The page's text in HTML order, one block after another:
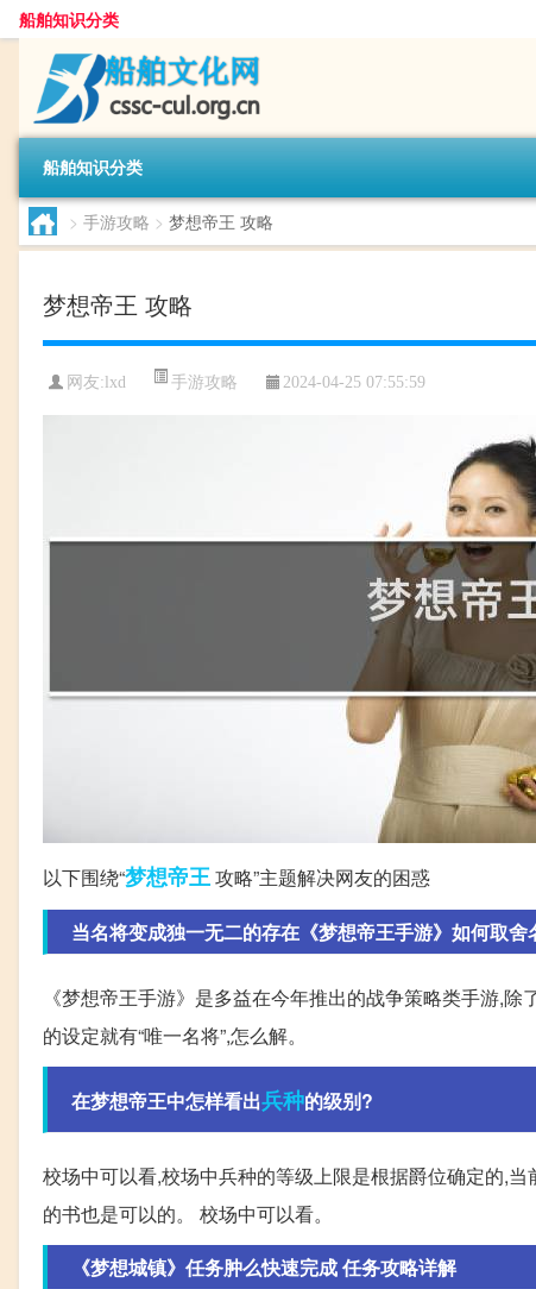
船舶知识分类
船舶知识分类
> 手游攻略 > 梦想帝王 攻略
梦想帝王 攻略
网友: lxd 手游攻略 2024-04-25 07:55:59
以下围绕“梦想帝王攻略”主题解决网友的困惑
当名将变成独一无二的存在《梦想帝王手游》如何取舍
《梦想帝王手游》是多益在今年推出的战争策略类手游,
的设定就有“唯一名将”,怎么解。
在梦想帝王中怎样看出兵种的级别?
校场中可以看,校场中兵种的等级上限是根据爵位确定的,
的书也是可以的。 校场中可以看。
《梦想城镇》任务肿么快速完成 任务攻略详解